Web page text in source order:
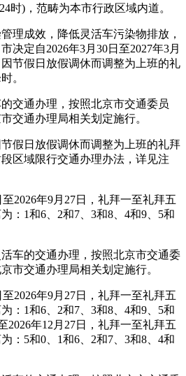
时)，范畴为本市行政区域内道。
成效，降低灵活车污染物排放，
决定自2026年3月30日至2027年3月
节假日放假调休而调整为上班的礼
。
通办理，按照北京市交通委员
交通办理局相关划定施行。
日放假调休而调整为上班的礼拜
区域限行交通办理办法，详见注
2026年9月27日，礼拜一至礼拜五
：1和6、2和7、3和8、4和9、5和
的交通办理，按照北京市交通委
市交通办理局相关划定施行。
2026年9月27日，礼拜一至礼拜五
：1和6、2和7、3和8、4和9、5和
2026年12月27日，礼拜一至礼拜五
：5和0、1和6、2和7、3和8、4和